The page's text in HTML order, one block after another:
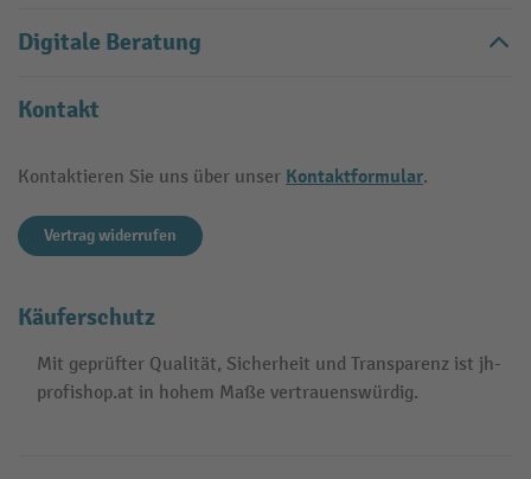
Digitale Beratung
Kontakt
Kontaktieren Sie uns über unser Kontaktformular.
Vertrag widerrufen
Käuferschutz
Mit geprüfter Qualität, Sicherheit und Transparenz ist jh-
profishop.at in hohem Maße vertrauenswürdig.